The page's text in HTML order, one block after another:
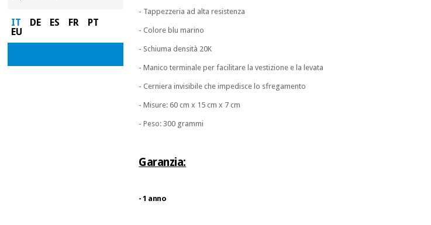
IT DE ES FR
PT
EU
- Tappezzeria ad alta resistenza
- Colore blu marino
- Schiuma densità 20K
- Manico terminale per facilitare la vestizione e la levata
- Cerniera invisibile che impedisce lo sfregamento
- Misure: 60 cm x 15 cm x 7 cm
- Peso: 300 grammi
Garanzia:
- 1 anno